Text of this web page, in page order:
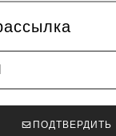
ПОДТВЕРДИТЬ